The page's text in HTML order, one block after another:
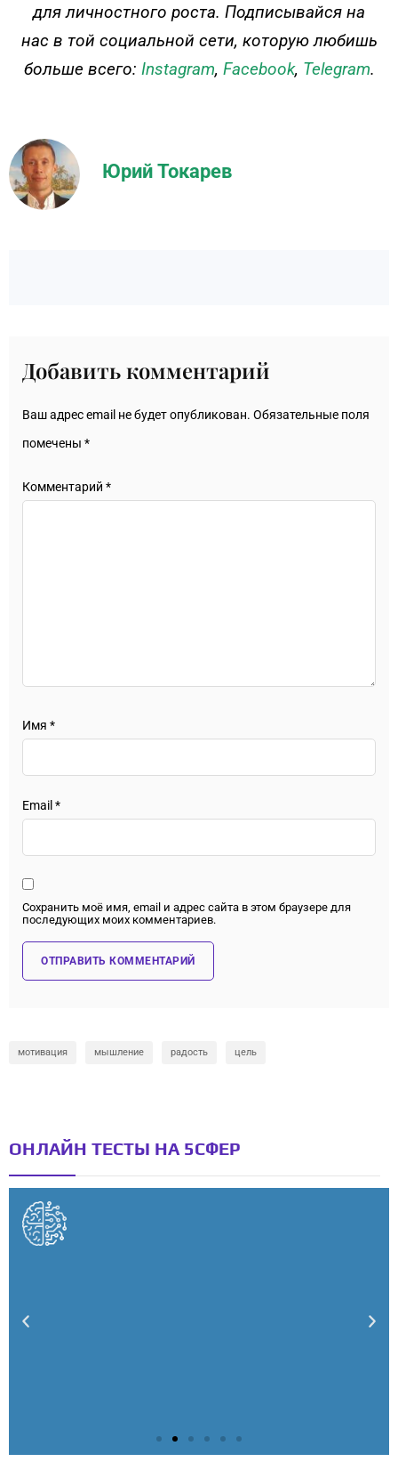
для личностного роста. Подписывайся на
нас в той социальной сети, которую любишь
больше всего: Instagram, Facebook, Telegram.
Юрий Токарев
Добавить комментарий
Ваш адрес email не будет опубликован. Обязательные поля
помечены *
Комментарий *
Имя *
Email*
Сохранить моё имя, email и адрес сайта в этом браузере для
последующих моих комментариев.
мотивация мышление радость цель
ОНЛАЙН ТЕСТЫ НА 5СФЕР